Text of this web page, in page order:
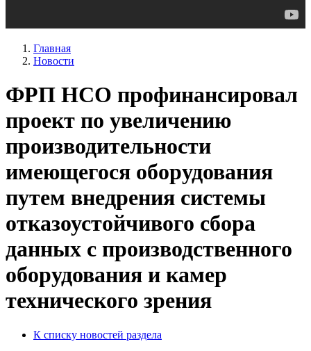
Главная
Новости
ФРП НСО профинансировал
проект по увеличению
производительности
имеющегося оборудования
путем внедрения системы
отказоустойчивого сбора
данных с производственного
оборудования и камер
технического зрения
К списку новостей раздела